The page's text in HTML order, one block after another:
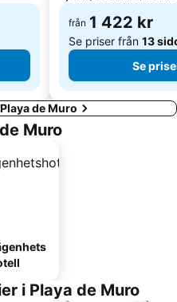
från 1 422 kr
Se priser från 13
Se
de Muro
Muro
i Playa de Muro